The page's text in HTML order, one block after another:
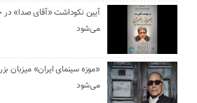
آیین نکوداشت «آقای صدا» در
می‌شود
«موزه سینمای ایران» میزبان
می‌شود